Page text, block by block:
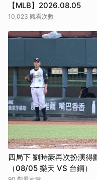
【MLB】2026.08.05
10,023 觀看次數
四局下 劉時豪再次扮演得
（08/05 樂天 VS 台鋼）